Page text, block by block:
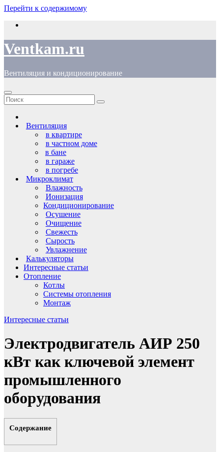
Перейти к содержимому
Ventkam.ru
Вентиляция и кондиционирование
Вентиляция
в квартире
в частном доме
в бане
в гараже
в погребе
Микроклимат
Влажность
Ионизация
Кондиционирование
Осушение
Очищение
Свежесть
Сырость
Увлажнение
Калькуляторы
Интересные статьи
Отопление
Котлы
Системы отопления
Монтаж
Интересные статьи
Электродвигатель АИР 250
кВт как ключевой элемент
промышленного
оборудования
Содержание